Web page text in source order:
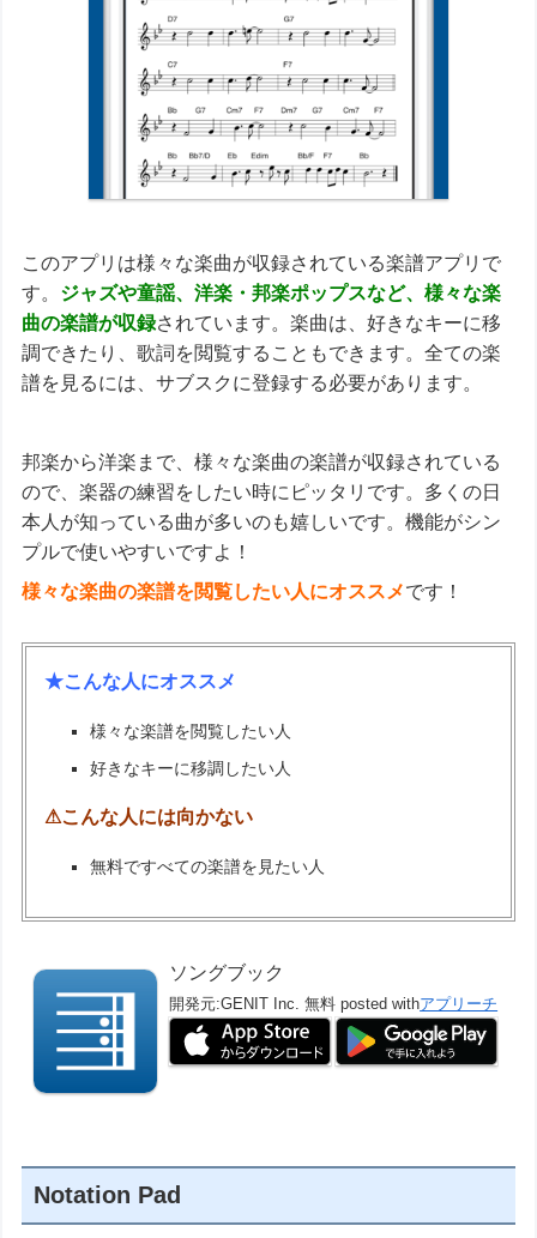
このアプリは様々な楽曲が収録されている楽譜アプリで
す。 ジャズや童謡、洋楽・邦楽ポップスなど、様々な楽
曲の楽譜が収録されています。楽曲は、好きなキーに移
調できたり、歌詞を閲覧することもできます。全ての楽
譜を見るには、サブスクに登録する必要があります。
邦楽から洋楽まで、様々な楽曲の楽譜が収録されている
ので、楽器の練習をしたい時にピッタリです。多くの日
本人が知っている曲が多いのも嬉しいです。機能がシン
プルで使いやすいですよ！
様々な楽曲の楽譜を閲覧したい人にオススメです！
★こんな人にオススメ
様々な楽譜を閲覧したい人
好きなキーに移調したい人
⚠こんな人には向かない
無料ですべての楽譜を見たい人
ソングブック
開発元:GENIT Inc. 無料 posted withアプリーチ
Notation Pad